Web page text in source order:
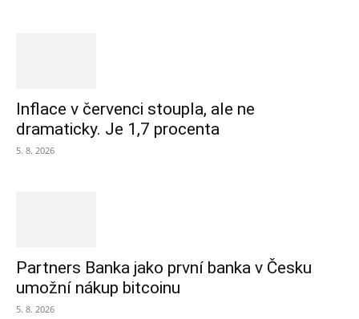
Inflace v červenci stoupla, ale ne
dramaticky. Je 1,7 procenta
5. 8. 2026
Partners Banka jako první banka v Česku
umožní nákup bitcoinu
5. 8. 2026